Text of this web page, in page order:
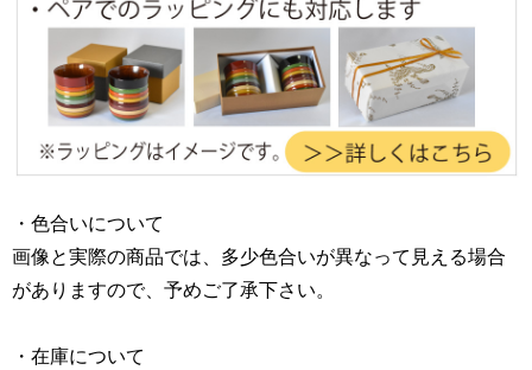
・色合いについて
画像と実際の商品では、多少色合いが異なって見える場合
がありますので、予めご了承下さい。
・在庫について